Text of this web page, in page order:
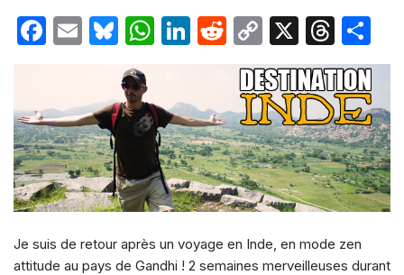
F
e
b
o
o
k
E
Bl
u
e
s
y
W
s
A
p
p
Li
e
dI
n
R
e
d
di
t
C
o
p
y
Li
n
k
X
T
hr
e
a
d
s
ar
ta
g
er
Je suis de retour après un voyage en Inde, en mode zen
attitude au pays de Gandhi ! 2 semaines merveilleuses durant